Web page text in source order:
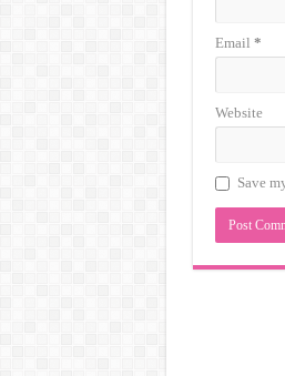
Email *
Website
Save